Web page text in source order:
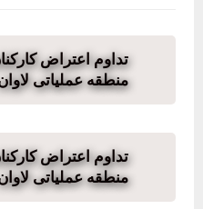
تداوم اعتراض
منطقه عملیاتی
تداوم اعتراض
منطقه عملیاتی